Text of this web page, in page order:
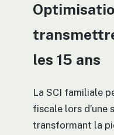
les 15 ans
La SCI familiale
fiscale lors d’une
transformant la